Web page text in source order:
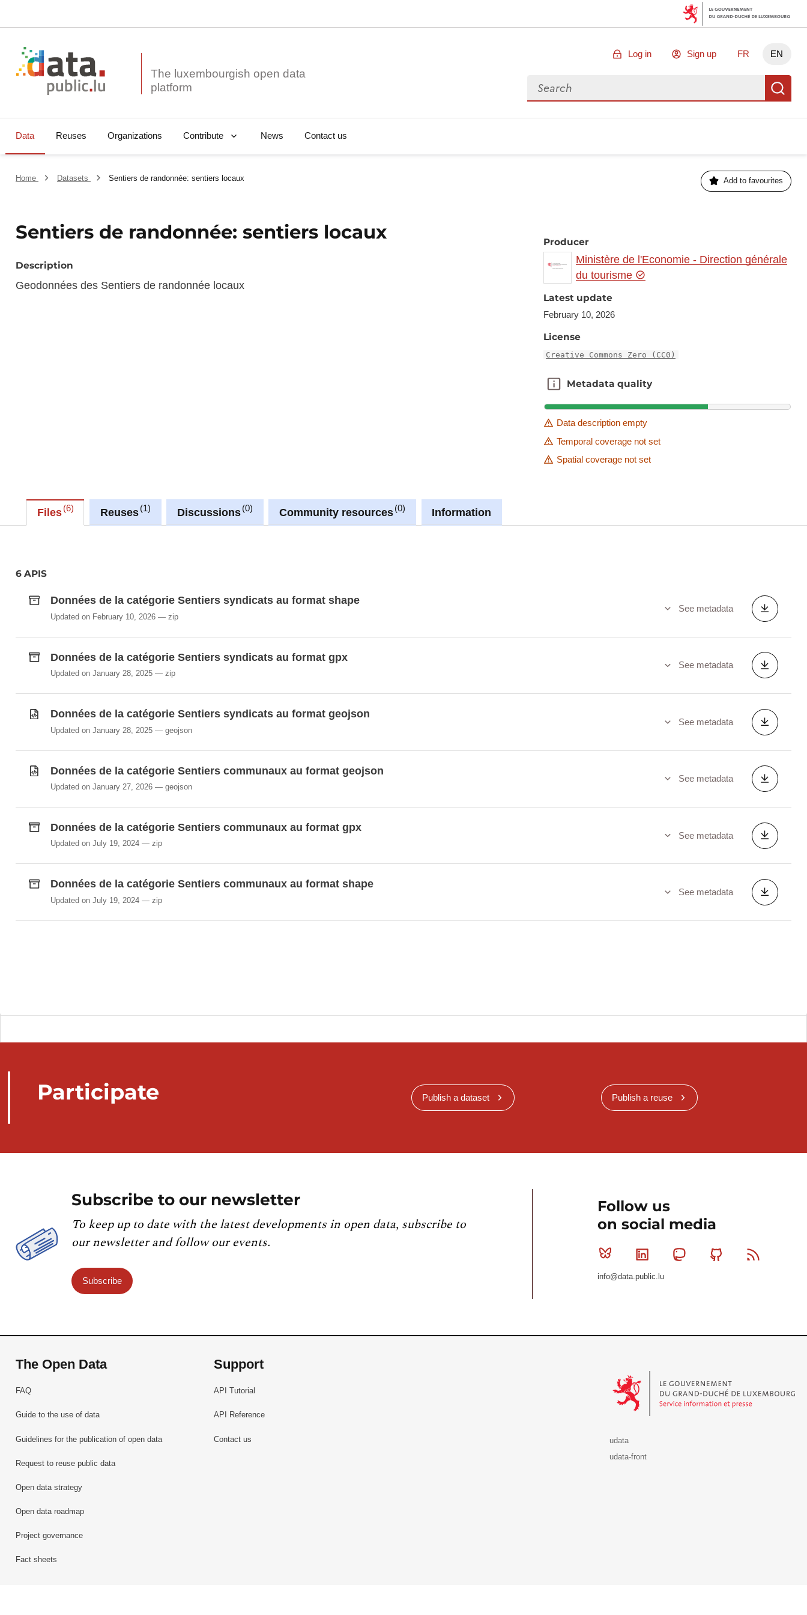
The luxembourgish open data
Log in Sign up FR EN
Search for data
Data Reuses Organizations Contribute News Contact us
Home Datasets Sentiers de randonnée: sentiers locaux Add to favourites
Sentiers de randonnée: sentiers locaux
Description
Geodonnées des Sentiers de randonnée locaux
Producer
Ministère de l'Economie - Direction générale
du tourisme
Latest update
February 10, 2026
License
Creative Commons Zero (CC0)
Metadata quality
Metadata quality
Data description empty
Temporal coverage not set
Spatial coverage not set
Files 6 Reuses 1 Discussions 0 Community resources 0 Information
6 APIS
Données de la catégorie Sentiers syndicats au format shape
Updated on February 10, 2026 zip
See metadata
Données de la catégorie Sentiers syndicats au format gpx
Updated on January 28, 2025 zip
See metadata
Données de la catégorie Sentiers syndicats au format geojson
Updated on January 28, 2025 geojson
See metadata
Données de la catégorie Sentiers communaux au format geojson
Updated on January 27, 2026 geojson
See metadata
Données de la catégorie Sentiers communaux au format gpx
Updated on July 19, 2024 zip
See metadata
Données de la catégorie Sentiers communaux au format shape
Updated on July 19, 2024 zip
See metadata
Participate Publish a dataset Publish a reuse
Subscribe to our newsletter
To keep up to date with the latest developments in open data, subscribe to
our newsletter and follow our events.
Subscribe
Follow us
on social media
Bluesky Linkedin MastodonGithub
info@data.public.lu
The Open Data
FAQ
Guide to the use of data
Guidelines for the publication of open data
Request to reuse public data
Open data strategy
Open data roadmap
Project governance
Fact sheets
Support
API Tutorial
API Reference
Contact us
udata
udata-front